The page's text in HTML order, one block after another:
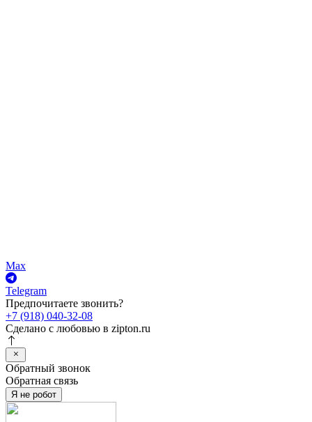
Max
Telegram
Предпочитаете звонить?
+7 (918) 040-32-08
Сделано с любовью в zipton.ru
Обратный звонок
Обратная связь
Я не робот